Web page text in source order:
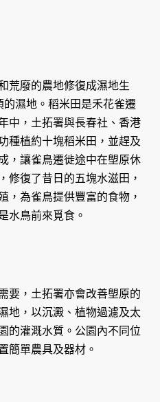
荒廢的農地修復成濕地生
濕地。稻米田是禾花雀遷
中，土拓署與長春社、香港
種植約十塊稻米田，並趕及
，讓雀鳥遷徙途中在塱原休
修復了昔日的五塊水滋田，
，為雀鳥提供豐富的食物，
水鳥前來覓食。
要，土拓署亦會改善塱原的
地，以沉澱、植物過濾及太
的灌溉水質。公園內不同位
簡單農具及器材。